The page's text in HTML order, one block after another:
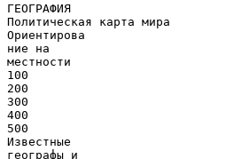
ГЕОГРАФИЯ
Политическая карта мира
Ориентирова
ние на
местности
100
200
300
400
500
Известные
географы и